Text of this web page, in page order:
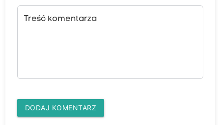
Treść komentarza
DODAJ KOMENTARZ